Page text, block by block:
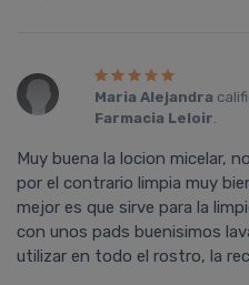
Maria Alejandra
Farmacia Leloir.
Muy buena la locion micelar,
por el contrario limpia muy
mejor es que sirve para la
con unos pads buenisimos
utilizar en todo el rostro, la